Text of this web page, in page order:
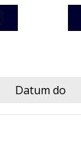
Datum do